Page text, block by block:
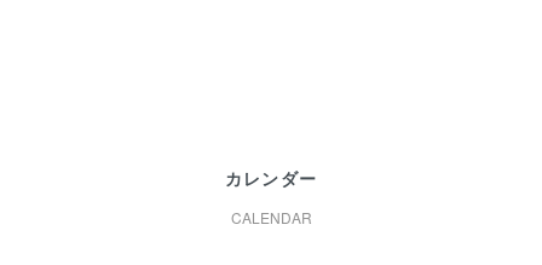
カレンダー
CALENDAR